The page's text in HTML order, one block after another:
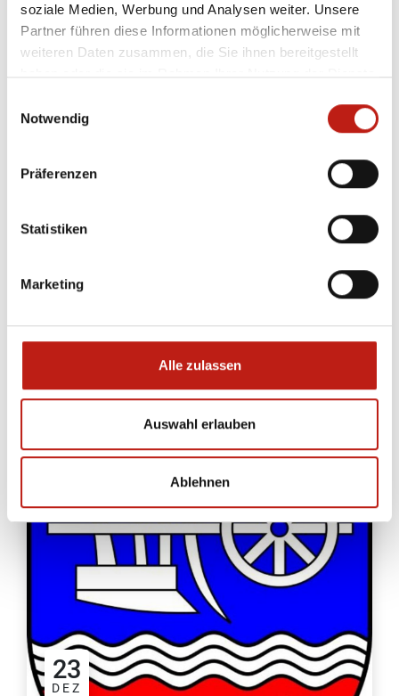
soziale Medien, Werbung und Analysen weiter. Unsere
Partner führen diese Informationen möglicherweise mit
weiteren Daten zusammen, die Sie ihnen bereitgestellt
haben oder die sie im Rahmen Ihrer Nutzung der Dienste
Notwendig
Präferenzen
Statistiken
Marketing
Alle zulassen
Auswahl erlauben
Ablehnen
Ferienpass und Jugendfahrt
Termine der Gemeinde Bösdorf
2026
23
DEZ